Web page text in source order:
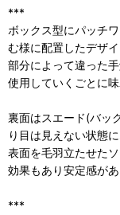
***
ボックス型にパッチ
む様に配置したデザイ
部分によって違った手
使用していくごとに
裏面はスエード(バッ
り目は見えない状態に
表面を毛羽立たせた
効果もあり安定感があ
***